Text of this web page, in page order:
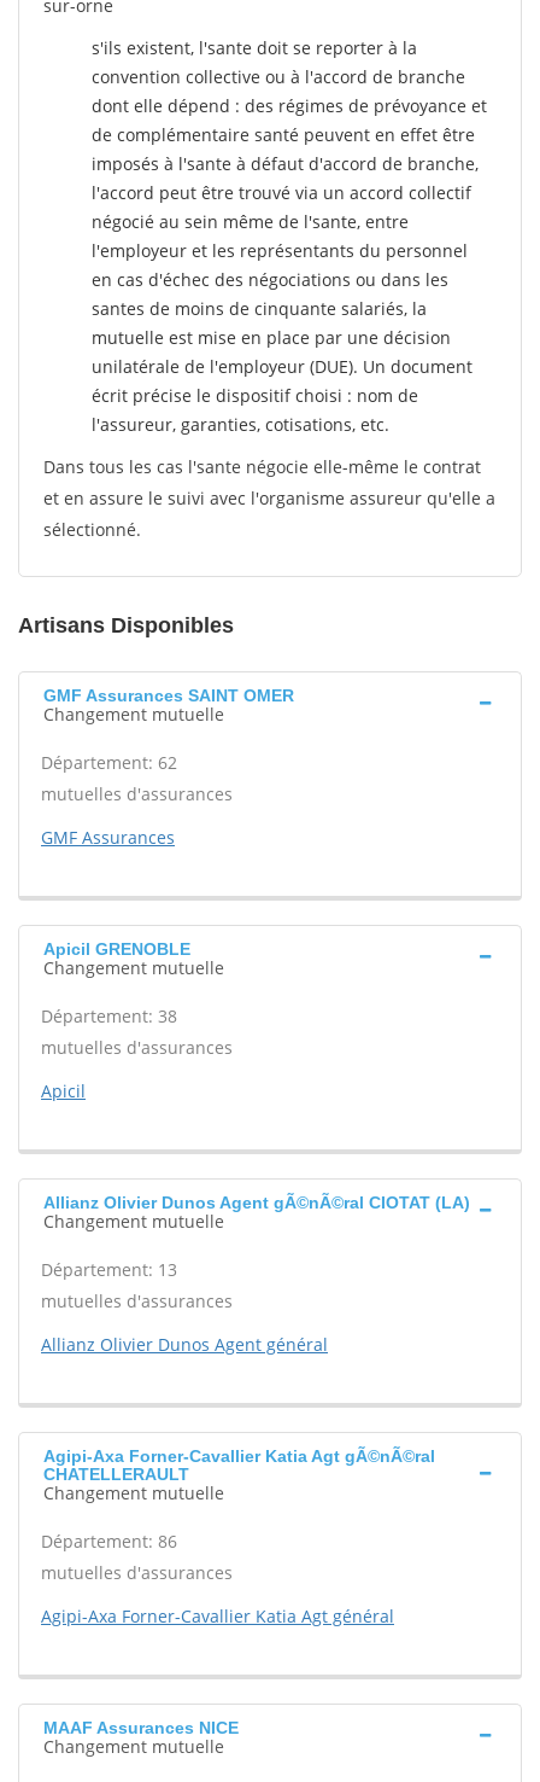
sur-orne
s'ils existent, l'sante doit se reporter à la
convention collective ou à l'accord de branche
dont elle dépend : des régimes de prévoyance et
de complémentaire santé peuvent en effet être
imposés à l'sante à défaut d'accord de branche,
l'accord peut être trouvé via un accord collectif
négocié au sein même de l'sante, entre
l'employeur et les représentants du personnel
en cas d'échec des négociations ou dans les
santes de moins de cinquante salariés, la
mutuelle est mise en place par une décision
unilatérale de l'employeur (DUE). Un document
écrit précise le dispositif choisi : nom de
l'assureur, garanties, cotisations, etc.
Dans tous les cas l'sante négocie elle-même le contrat
et en assure le suivi avec l'organisme assureur qu'elle a
sélectionné.
Artisans Disponibles
GMF Assurances SAINT OMER
Changement mutuelle
Département: 62
mutuelles d'assurances
GMF Assurances
Apicil GRENOBLE
Changement mutuelle
Département: 38
mutuelles d'assurances
Apicil
Allianz Olivier Dunos Agent gÃ©nÃ©ral CIOTAT (LA)
Changement mutuelle
Département: 13
mutuelles d'assurances
Allianz Olivier Dunos Agent général
Agipi-Axa Forner-Cavallier Katia Agt gÃ©nÃ©ral
CHATELLERAULT
Changement mutuelle
Département: 86
mutuelles d'assurances
Agipi-Axa Forner-Cavallier Katia Agt général
MAAF Assurances NICE
Changement mutuelle